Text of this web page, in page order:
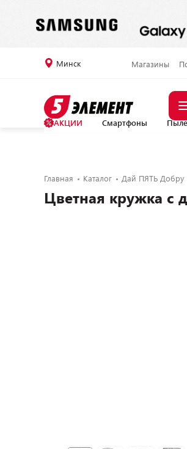
Минск Магазины
АКЦИИ Смартфоны
Главная Каталог Дай ПЯТЬ Добру
Цветная кружка